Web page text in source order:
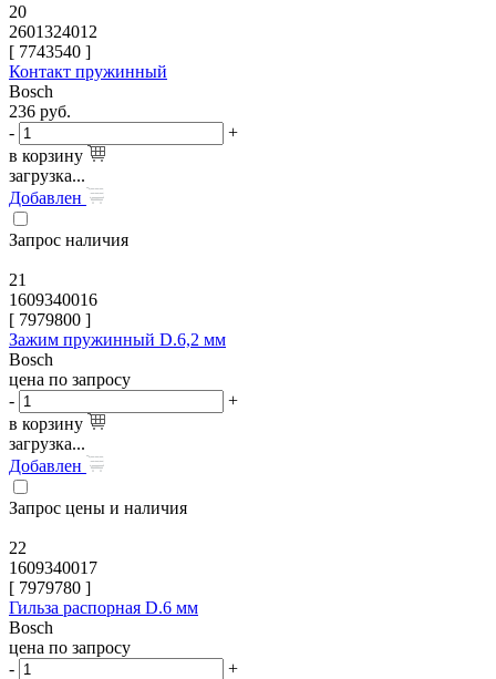
20
2601324012
[ 7743540 ]
Контакт пружинный
Bosch
236 руб.
-
+
в корзину
загрузка...
Добавлен
Запрос наличия
21
1609340016
[ 7979800 ]
Зажим пружинный D.6,2 мм
Bosch
цена по запросу
-
+
в корзину
загрузка...
Добавлен
Запрос цены и наличия
22
1609340017
[ 7979780 ]
Гильза распорная D.6 мм
Bosch
цена по запросу
-
+